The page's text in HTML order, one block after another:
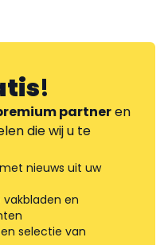
!
partneren
die wij u te
met nieuws uit uw
vakbladen en
selectie van